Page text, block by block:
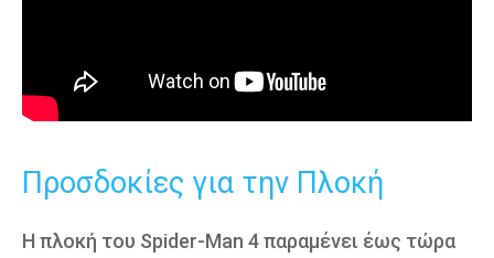
Προσδοκίες για την Πλοκή
Η πλοκή του Spider-Man 4 παραμένει έως τώρα